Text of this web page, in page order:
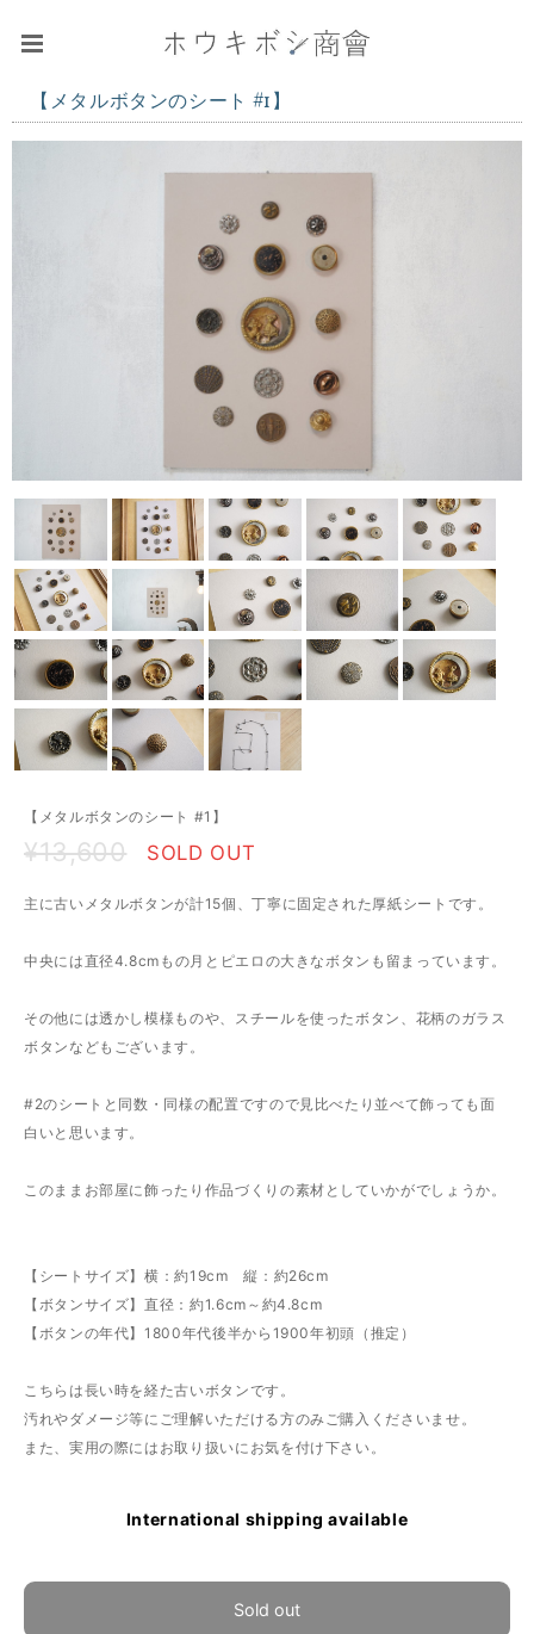
【メタルボタンのシート #1】
【メタルボタンのシート #1】
¥13,600 SOLD OUT
主に古いメタルボタンが計15個、丁寧に固定された厚紙シートです。
中央には直径4.8cmもの月とピエロの大きなボタンも留まっています。
その他には透かし模様ものや、スチールを使ったボタン、花柄のガラス
ボタンなどもございます。
#2のシートと同数・同様の配置ですので見比べたり並べて飾っても面
白いと思います。
このままお部屋に飾ったり作品づくりの素材としていかがでしょうか。
【シートサイズ】横：約19cm 縦：約26cm
【ボタンサイズ】直径：約1.6cm～約4.8cm
【ボタンの年代】1800年代後半から1900年初頭（推定）
こちらは長い時を経た古いボタンです。
汚れやダメージ等にご理解いただける方のみご購入くださいませ。
また、実用の際にはお取り扱いにお気を付け下さい。
International shipping available
Sold out